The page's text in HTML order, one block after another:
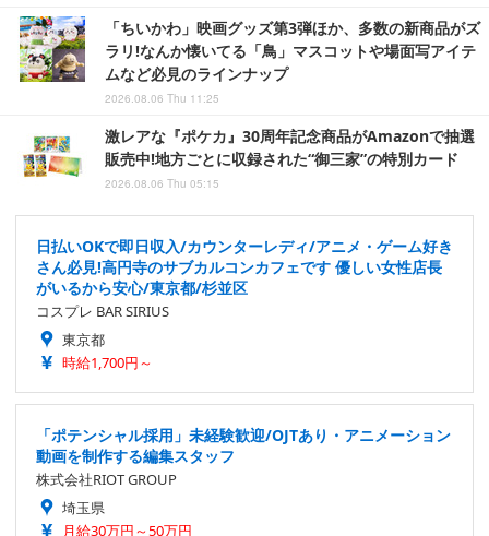
「ちいかわ」映画グッズ第3弾ほか、多数の新商品がズ
ラリ!なんか懐いてる「鳥」マスコットや場面写アイテ
ムなど必見のラインナップ
2026.08.06 Thu 11:25
激レアな『ポケカ』30周年記念商品がAmazonで抽選
販売中!地方ごとに収録された“御三家”の特別カード
2026.08.06 Thu 05:15
日払いOKで即日収入/カウンターレディ/アニメ・ゲーム好き
さん必見!高円寺のサブカルコンカフェです 優しい女性店長
がいるから安心/東京都/杉並区
コスプレ BAR SIRIUS
東京都
時給1,700円～
「ポテンシャル採用」未経験歓迎/OJTあり・アニメーション
動画を制作する編集スタッフ
株式会社RIOT GROUP
埼玉県
月給30万円～50万円